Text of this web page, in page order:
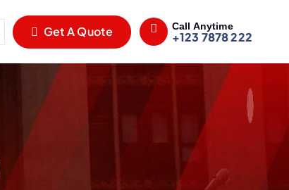
Get A Quote Call Anytime
+123 7878 222